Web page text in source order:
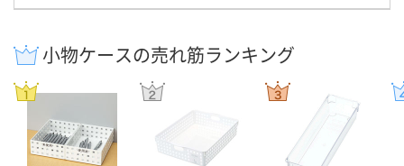
小物ケースの売れ筋ランキング